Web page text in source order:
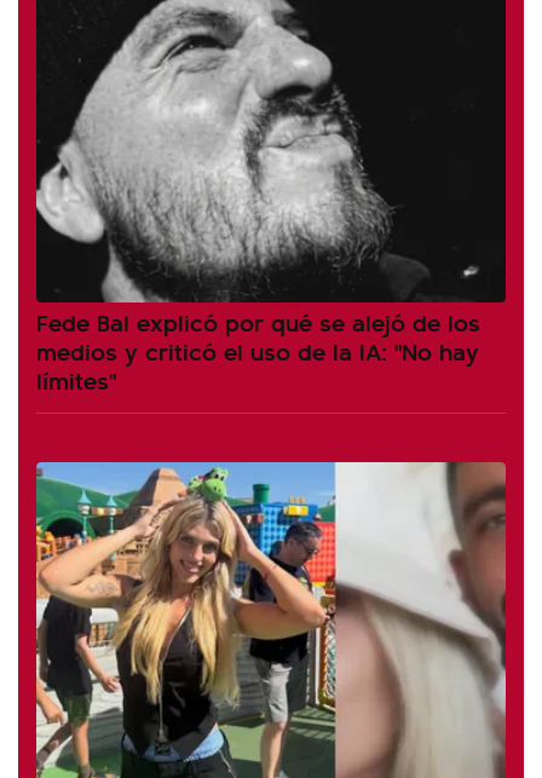
Fede Bal explicó por qué se alejó de los
medios y criticó el uso de la IA: "No hay
límites"